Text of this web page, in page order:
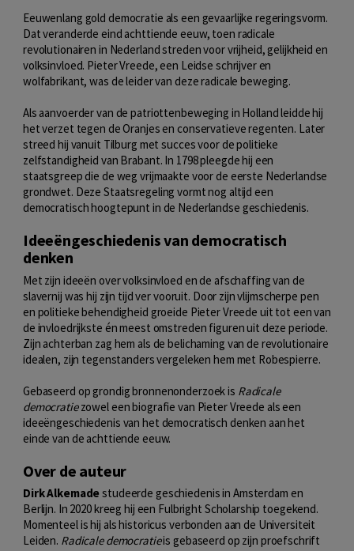
Eeuwenlang gold democratie als een gevaarlijke regeringsvorm.
Dat veranderde eind achttiende eeuw, toen radicale
revolutionairen in Nederland streden voor vrijheid, gelijkheid en
volksinvloed. Pieter Vreede, een Leidse schrijver en
wolfabrikant, was de leider van deze radicale beweging.
Als aanvoerder van de patriottenbeweging in Holland leidde hij
het verzet tegen de Oranjes en conservatieve regenten. Later
streed hij vanuit Tilburg met succes voor de politieke
zelfstandigheid van Brabant. In 1798 pleegde hij een
staatsgreep die de weg vrijmaakte voor de eerste Nederlandse
grondwet. Deze Staatsregeling vormt nog altijd een
democratisch hoogtepunt in de Nederlandse geschiedenis.
Ideeëngeschiedenis van democratisch
denken
Met zijn ideeën over volksinvloed en de afschaffing van de
slavernij was hij zijn tijd ver vooruit. Door zijn vlijmscherpe pen
en politieke behendigheid groeide Pieter Vreede uit tot een van
de invloedrijkste én meest omstreden figuren uit deze periode.
Zijn achterban zag hem als de belichaming van de revolutionaire
idealen, zijn tegenstanders vergeleken hem met Robespierre.
Gebaseerd op grondig bronnenonderzoek is Radicale
democratiezowel een biografie van Pieter Vreede als een
ideeëngeschiedenis van het democratisch denken aan het
einde van de achttiende eeuw.
Over de auteur
Dirk Alkemadestudeerde geschiedenis in Amsterdam en
Berlijn. In 2020 kreeg hij een Fulbright Scholarship toegekend.
Momenteel is hij als historicus verbonden aan de Universiteit
Leiden. Radicale democratieis gebaseerd op zijn proefschrift